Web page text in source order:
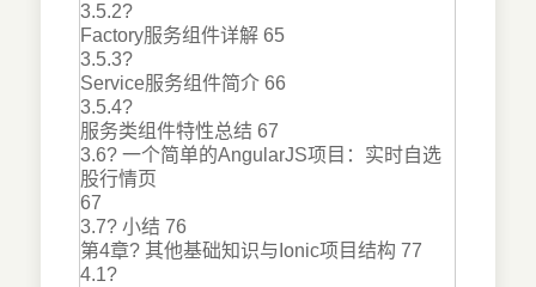
3.5.2?
Factory服务组件详解 65
3.5.3?
Service服务组件简介 66
3.5.4?
服务类组件特性总结 67
3.6? 一个简单的AngularJS项目：实时自选
股行情页
67
3.7? 小结 76
第4章? 其他基础知识与Ionic项目结构 77
4.1?